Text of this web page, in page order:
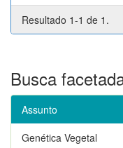
Resultado 1-1 de 1.
Busca
Assunto
Genética Vegetal